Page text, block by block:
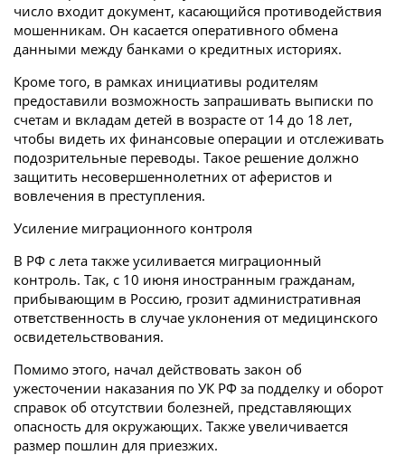
число входит документ, касающийся противодействия
мошенникам. Он касается оперативного обмена
данными между банками о кредитных историях.
Кроме того, в рамках инициативы родителям
предоставили возможность запрашивать выписки по
счетам и вкладам детей в возрасте от 14 до 18 лет,
чтобы видеть их финансовые операции и отслеживать
подозрительные переводы. Такое решение должно
защитить несовершеннолетних от аферистов и
вовлечения в преступления.
Усиление миграционного контроля
В РФ с лета также усиливается миграционный
контроль. Так, с 10 июня иностранным гражданам,
прибывающим в Россию, грозит административная
ответственность в случае уклонения от медицинского
освидетельствования.
Помимо этого, начал действовать закон об
ужесточении наказания по УК РФ за подделку и оборот
справок об отсутствии болезней, представляющих
опасность для окружающих. Также увеличивается
размер пошлин для приезжих.